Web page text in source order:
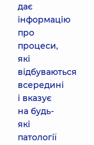
дає
інформацію
про
процеси,
які
відбуваються
всередині
і вказує
на будь-
які
патології